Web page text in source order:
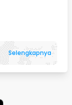
Selengkapnya